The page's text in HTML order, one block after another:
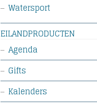
Watersport
EILANDPRODUCTEN
Agenda
Gifts
Kalenders